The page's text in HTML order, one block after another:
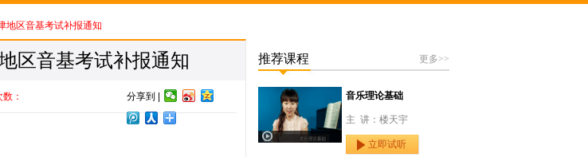
地区音基考试补报通知
区音基考试补报通知
分享到 |
：
更多>>
推荐课程
音乐理论基础
主 讲：楼天宇
立即试听